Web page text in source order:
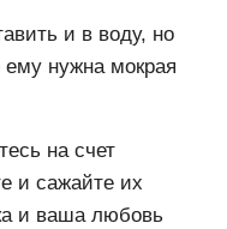
и в воду, но
нужна мокрая
на счет
и сажайте их
и ваша любовь